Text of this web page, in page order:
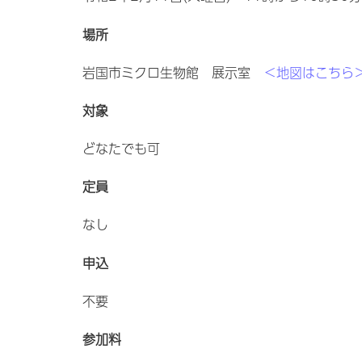
場所
岩国市ミクロ生物館 展示室 ＜地図はこちら
対象
どなたでも可
定員
なし
申込
不要
参加料